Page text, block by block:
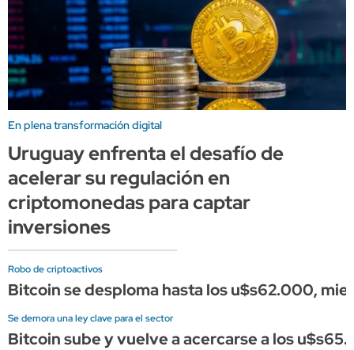
En plena transformación digital
Uruguay enfrenta el desafío de
acelerar su regulación en
criptomonedas para captar
inversiones
Robo de criptoactivos
Bitcoin se desploma hasta los u$s62.000,
Se demora una ley clave para el sector
Bitcoin sube y vuelve a acercarse a los